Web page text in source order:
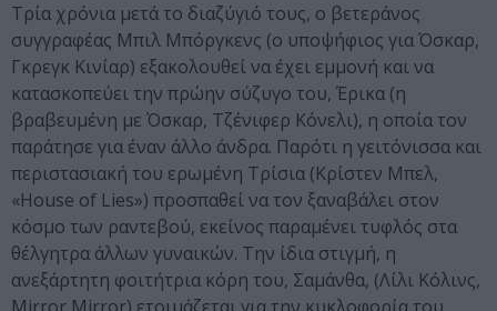
Τρία χρόνια μετά το διαζύγιό τους, ο βετεράνος
συγγραφέας Μπιλ Μπόργκενς (ο υποψήφιος για Όσκαρ,
Γκρεγκ Κινίαρ) εξακολουθεί να έχει εμμονή και να
κατασκοπεύει την πρώην σύζυγο του, Έρικα (η
βραβευμένη με Όσκαρ, Τζένιφερ Κόνελι), η οποία τον
παράτησε για έναν άλλο άνδρα. Παρότι η γειτόνισσα και
περιστασιακή του ερωμένη Τρίσια (Κρίστεν Μπελ,
«House of Lies») προσπαθεί να τον ξαναβάλει στον
κόσμο των ραντεβού, εκείνος παραμένει τυφλός στα
θέλγητρα άλλων γυναικών. Την ίδια στιγμή, η
ανεξάρτητη φοιτήτρια κόρη του, Σαμάνθα, (Λίλι Κόλινς,